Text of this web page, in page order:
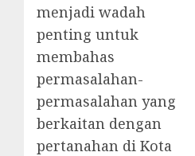
menjadi wadah
penting untuk
membahas
permasalahan-
permasalahan yang
berkaitan dengan
pertanahan di Kota